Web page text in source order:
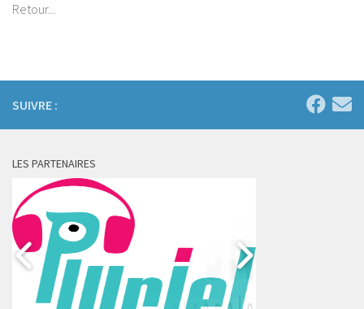
Retour...
SUIVRE :
LES PARTENAIRES